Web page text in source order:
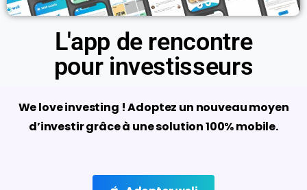
L'app de rencontre
pour investisseurs
We love investing ! Adoptez un nouveau moyen
d’investir grâce à une solution 100% mobile.